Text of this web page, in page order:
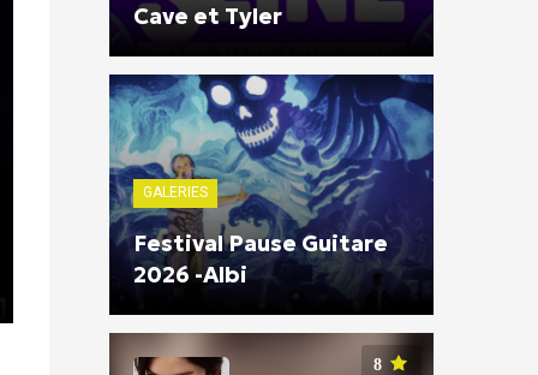
Cave et Tyler
GALERIES
Festival Pause Guitare
2026 -Albi
8